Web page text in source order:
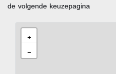
de volgende keuzepagina
+
−